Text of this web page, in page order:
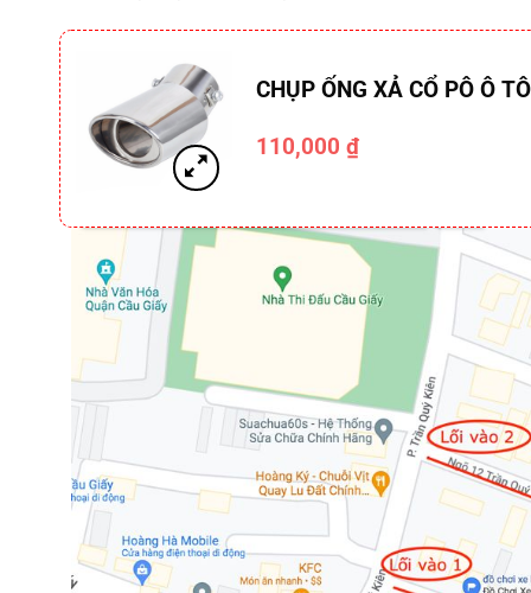
CHỤP ỐNG XẢ CỔ PÔ Ô
110,000₫